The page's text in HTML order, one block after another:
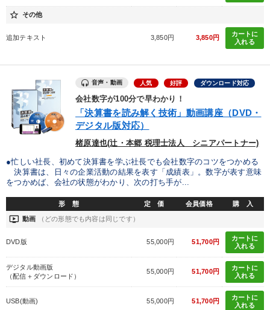
star_border その他
追加テキスト 3,850円 3,850円
カートに
入れる
音声・動画 人気 好評 ダウンロード対応
会社数字が100分で早わかり！
「決算書を読み解く技術」動画講座（DVD・
デジタル版対応）
楮原達也(辻・本郷 税理士法人 シニアパートナー)
●忙しい社長、初めて決算書を学ぶ社長でも会社数字のコツをつかめる
決算書は、日々の企業活動の結果を表す「成績表」。数字が表す意味
をつかめば、会社の状態がわかり、次の打ち手が...
形 態 定 価 会員価格 購 入
ondemand_video 動画 （どの形態でも内容は同じです）
DVD版 55,000円 51,700円
カートに
入れる
デジタル動画版
（配信＋ダウンロード）
55,000円 51,700円
カートに
入れる
USB(動画) 55,000円 51,700円
カートに
入れる